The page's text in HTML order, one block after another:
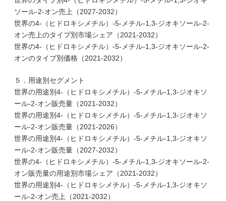
ソール-2-オン売上（2027-2032）
世界の4-（ヒドロキシメチル）-5-メチル-1,3-ジオキソール-2-
オン売上のタイプ別市場シェア（2021-2032）
世界の4-（ヒドロキシメチル）-5-メチル-1,3-ジオキソール-2-
オンのタイプ別価格（2021-2032）
５．用途別セグメント
世界の用途別4-（ヒドロキシメチル）-5-メチル-1,3-ジオキソ
ール-2-オン販売量（2021-2032）
世界の用途別4-（ヒドロキシメチル）-5-メチル-1,3-ジオキソ
ール-2-オン販売量（2021-2026）
世界の用途別4-（ヒドロキシメチル）-5-メチル-1,3-ジオキソ
ール-2-オン販売量（2027-2032）
世界の4-（ヒドロキシメチル）-5-メチル-1,3-ジオキソール-2-
オン販売量の用途別市場シェア（2021-2032）
世界の用途別4-（ヒドロキシメチル）-5-メチル-1,3-ジオキソ
ール-2-オン売上（2021-2032）